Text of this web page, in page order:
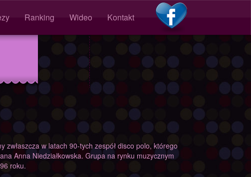
Ranking Wideo Kontakt
Głosów dla
radia Disco Polo
zwłaszcza w latach 90-tych zespół disco polo, którego
Anna Niedziałkowska. Grupa na rynku muzycznym
roku.